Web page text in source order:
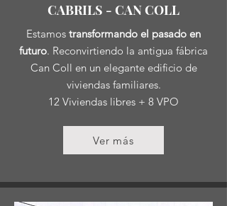
CABRILS - CAN COLL
Estamos transformando el pasado en
futuro. Reconvirtiendo la antigua fábrica
Can Coll en un elegante edificio de
viviendas familiares.
12 Viviendas libres + 8 VPO
Ver más